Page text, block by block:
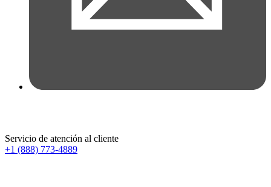
Servicio de atención al cliente
+1 (888) 773-4889